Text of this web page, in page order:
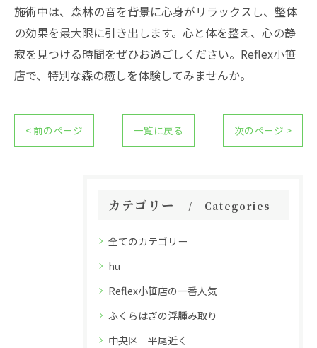
施術中は、森林の音を背景に心身がリラックスし、整体
の効果を最大限に引き出します。心と体を整え、心の静
寂を見つける時間をぜひお過ごしください。Reflex小笹
店で、特別な森の癒しを体験してみませんか。
< 前のページ 一覧に戻る 次のページ >
カテゴリー Categories
全てのカテゴリー
hu
Reflex小笹店の一番人気
ふくらはぎの浮腫み取り
中央区 平尾近く